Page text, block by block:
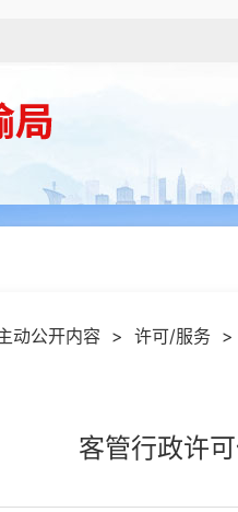
动公开内容 > 许可/服务 >
客管行政许